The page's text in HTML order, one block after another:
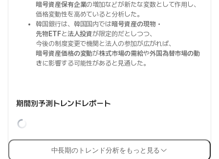
暗号資産保有企業の増加などが新たな変数として作用し、
価格変動性を高めていると分析した。
韓国銀行は、韓国国内では暗号資産の現物・
先物ETFと法人投資が限定的だとしつつ、
今後の制度変更で機関と法人の参加が広がれば、
暗号資産価格の変動が株式市場の需給や外国為替市場の動
きに影響する可能性があると見通した。
期間別予測トレンドレポート
中長期のトレンド分析をもっと見る